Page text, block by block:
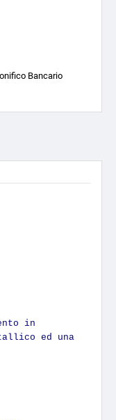
Bancario
in
ed una